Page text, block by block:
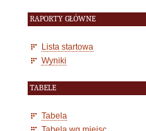
RAPORTY GŁÓWNE
Lista startowa
Wyniki
TABELE
Tabela